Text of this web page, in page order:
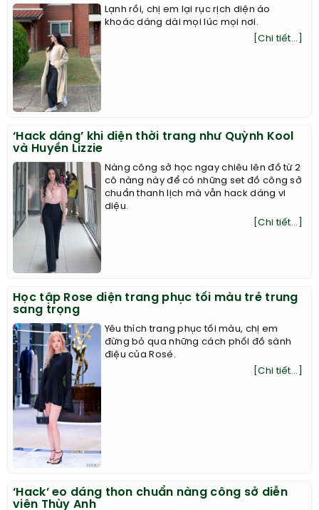
Lạnh rồi, chị em lại rục rịch diện áo
khoác dáng dài mọi lúc mọi nơi.
[Chi tiết...]
‘Hack dáng’ khi diện thời trang như Quỳnh Kool
và Huyền Lizzie
Nàng công sở học ngay chiêu lên đồ từ 2
cô nàng này để có những set đồ công sở
chuẩn thanh lịch mà vẫn hack dáng vi
diệu.
[Chi tiết...]
Học tập Rose diện trang phục tối màu trẻ trung
sang trọng
Yêu thích trang phục tối màu, chị em
đừng bỏ qua những cách phối đồ sành
điệu của Rosé.
[Chi tiết...]
‘Hack’ eo dáng thon chuẩn nàng công sở diễn
viên Thùy Anh